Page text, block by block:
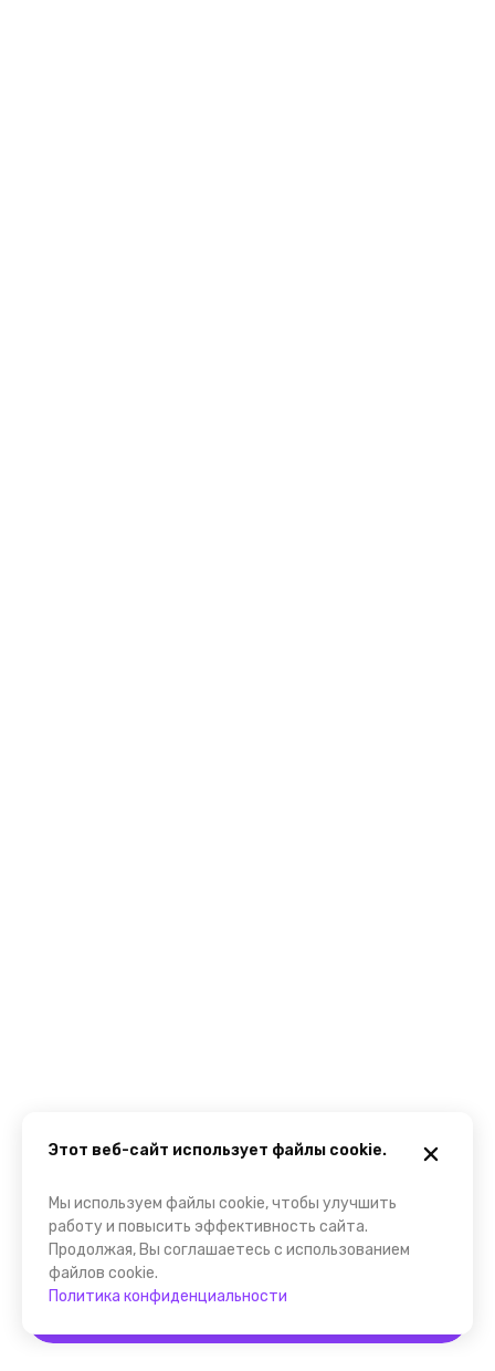
Этот веб-сайт использует файлы cookie.
Мы используем файлы cookie, чтобы улучшить
работу и повысить эффективность сайта.
Продолжая, Вы соглашаетесь с использованием
файлов cookie.
Политика конфиденциальности